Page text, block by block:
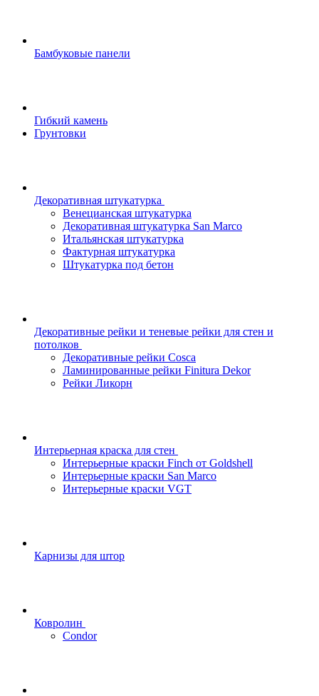
Бамбуковые панели
Гибкий камень
Грунтовки
Декоративная штукатурка
Венецианская штукатурка
Декоративная штукатурка San Marco
Итальянская штукатурка
Фактурная штукатурка
Штукатурка под бетон
Декоративные рейки и теневые рейки для стен и
потолков
Декоративные рейки Cosca
Ламинированные рейки Finitura Dekor
Рейки Ликорн
Интерьерная краска для стен
Интерьерные краски Finch от Goldshell
Интерьерные краски San Marco
Интерьерные краски VGT
Карнизы для штор
Ковролин
Condor